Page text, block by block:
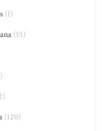
(1)
(15)
(120)